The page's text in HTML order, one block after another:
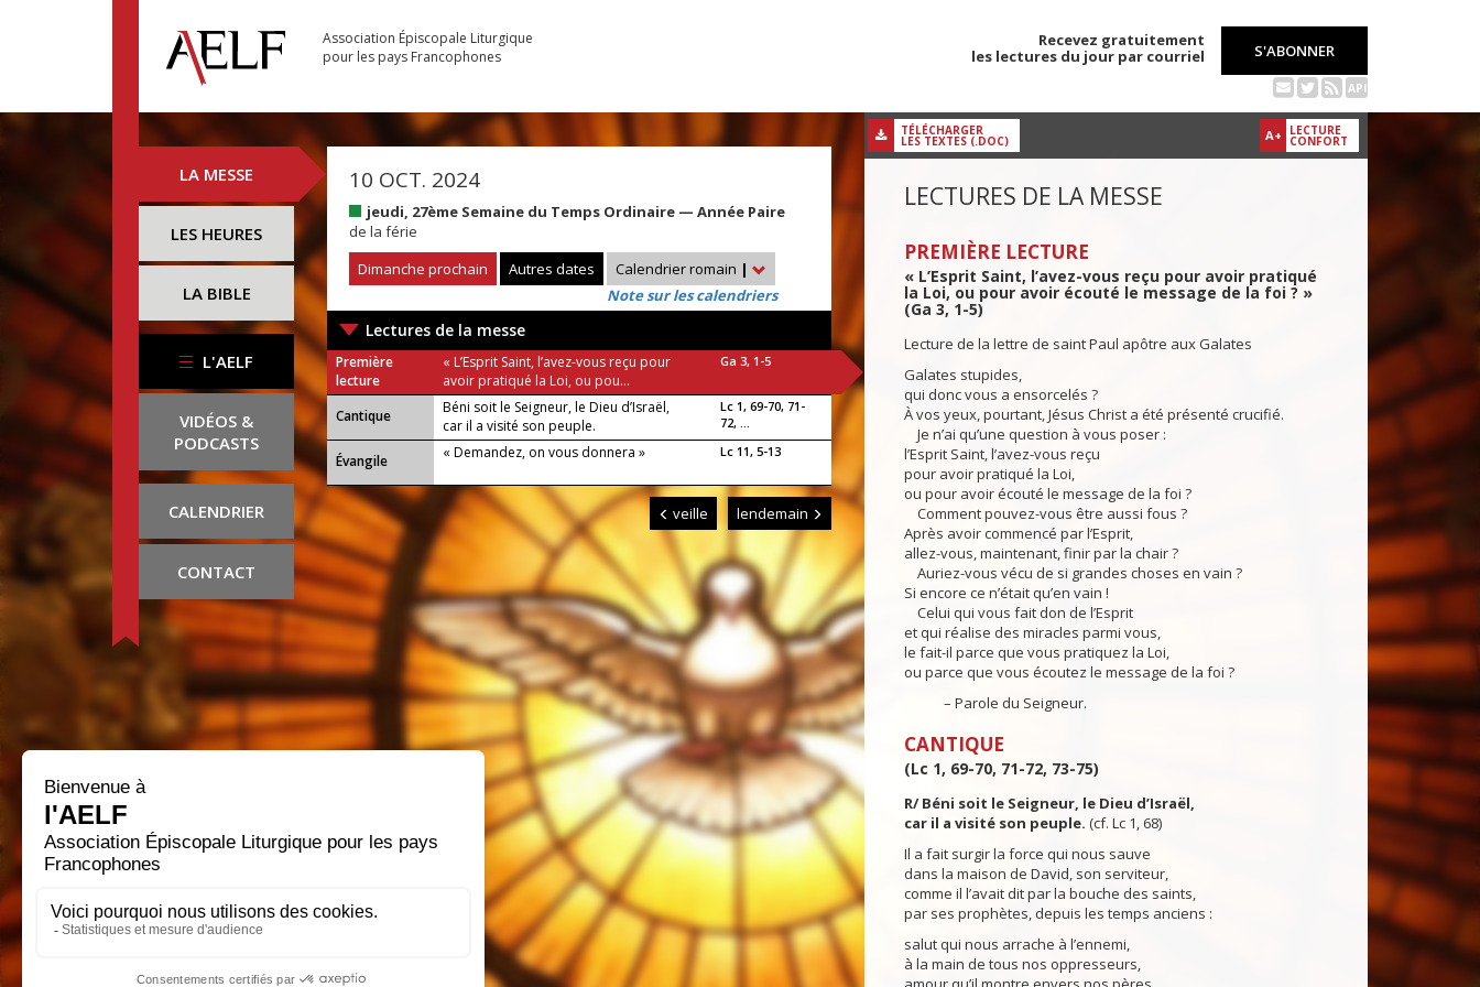
Association Épiscopale Liturgique
pour les pays Francophones
Recevez gratuitement
les lectures du jour par courriel
S'ABONNER
API
LA MESSE
LES HEURES
LA BIBLE
L'AELF
VIDÉOS &
PODCASTS
CALENDRIER
CONTACT
10 OCT. 2024
jeudi, 27ème Semaine du Temps Ordinaire — Année Paire
de la férie
Dimanche prochain
Autres dates Calendrier romain |
Note sur les calendriers
Lectures de la messe
Première
lecture
« L’Esprit Saint, l’avez-vous reçu pour
avoir pratiqué la Loi, ou pou...
Ga 3, 1-5
Cantique
Béni soit le Seigneur, le Dieu d’Israël,
car il a visité son peuple.
Lc 1, 69-70, 71-
72, ...
Évangile « Demandez, on vous donnera » Lc 11, 5-13
veille lendemain
A+ LECTURE
CONFORT
TÉLÉCHARGER
LES TEXTES (.DOC)
LECTURES DE LA MESSE
PREMIÈRE LECTURE
« L’Esprit Saint, l’avez-vous reçu pour avoir pratiqué
la Loi, ou pour avoir écouté le message de la foi ? »
(Ga 3, 1-5)
Lecture de la lettre de saint Paul apôtre aux Galates
Galates stupides,
qui donc vous a ensorcelés ?
À vos yeux, pourtant, Jésus Christ a été présenté crucifié.
Je n’ai qu’une question à vous poser :
l’Esprit Saint, l’avez-vous reçu
pour avoir pratiqué la Loi,
ou pour avoir écouté le message de la foi ?
Comment pouvez-vous être aussi fous ?
Après avoir commencé par l’Esprit,
allez-vous, maintenant, finir par la chair ?
Auriez-vous vécu de si grandes choses en vain ?
Si encore ce n’était qu’en vain !
Celui qui vous fait don de l’Esprit
et qui réalise des miracles parmi vous,
le fait-il parce que vous pratiquez la Loi,
ou parce que vous écoutez le message de la foi ?
– Parole du Seigneur.
CANTIQUE
(Lc 1, 69-70, 71-72, 73-75)
R/ Béni soit le Seigneur, le Dieu d’Israël,
car il a visité son peuple. (cf. Lc 1, 68)
Il a fait surgir la force qui nous sauve
dans la maison de David, son serviteur,
comme il l’avait dit par la bouche des saints,
par ses prophètes, depuis les temps anciens :
salut qui nous arrache à l’ennemi,
à la main de tous nos oppresseurs,